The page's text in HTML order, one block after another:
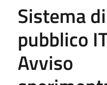
Sistema
pubblico
Avviso